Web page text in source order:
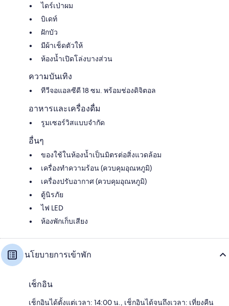
ไดร์เป่าผม
บิเดท์
ฝักบัว
มีผ้าเช็ดตัวให้
ห้องน้ำเปิดโล่งบางส่วน
ความบันเทิง
ทีวีจอแอลซีดี 18 ซม. พร้อมช่องดิจิตอล
อาหารและเครื่องดื่ม
รูมเซอร์วิสแบบจำกัด
อื่นๆ
ของใช้ในห้องน้ำเป็นมิตรต่อสิ่งแวดล้อม
เครื่องทำความร้อน (ควบคุมอุณหภูมิ)
เครื่องปรับอากาศ (ควบคุมอุณหภูมิ)
ตู้นิรภัย
ไฟ LED
ห้องพักเก็บเสียง
นโยบายการเข้าพัก
เช็กอิน
เช็กอินได้ตั้งแต่เวลา: 14:00 น., เช็กอินได้จนถึงเวลา: เที่ยงคืน